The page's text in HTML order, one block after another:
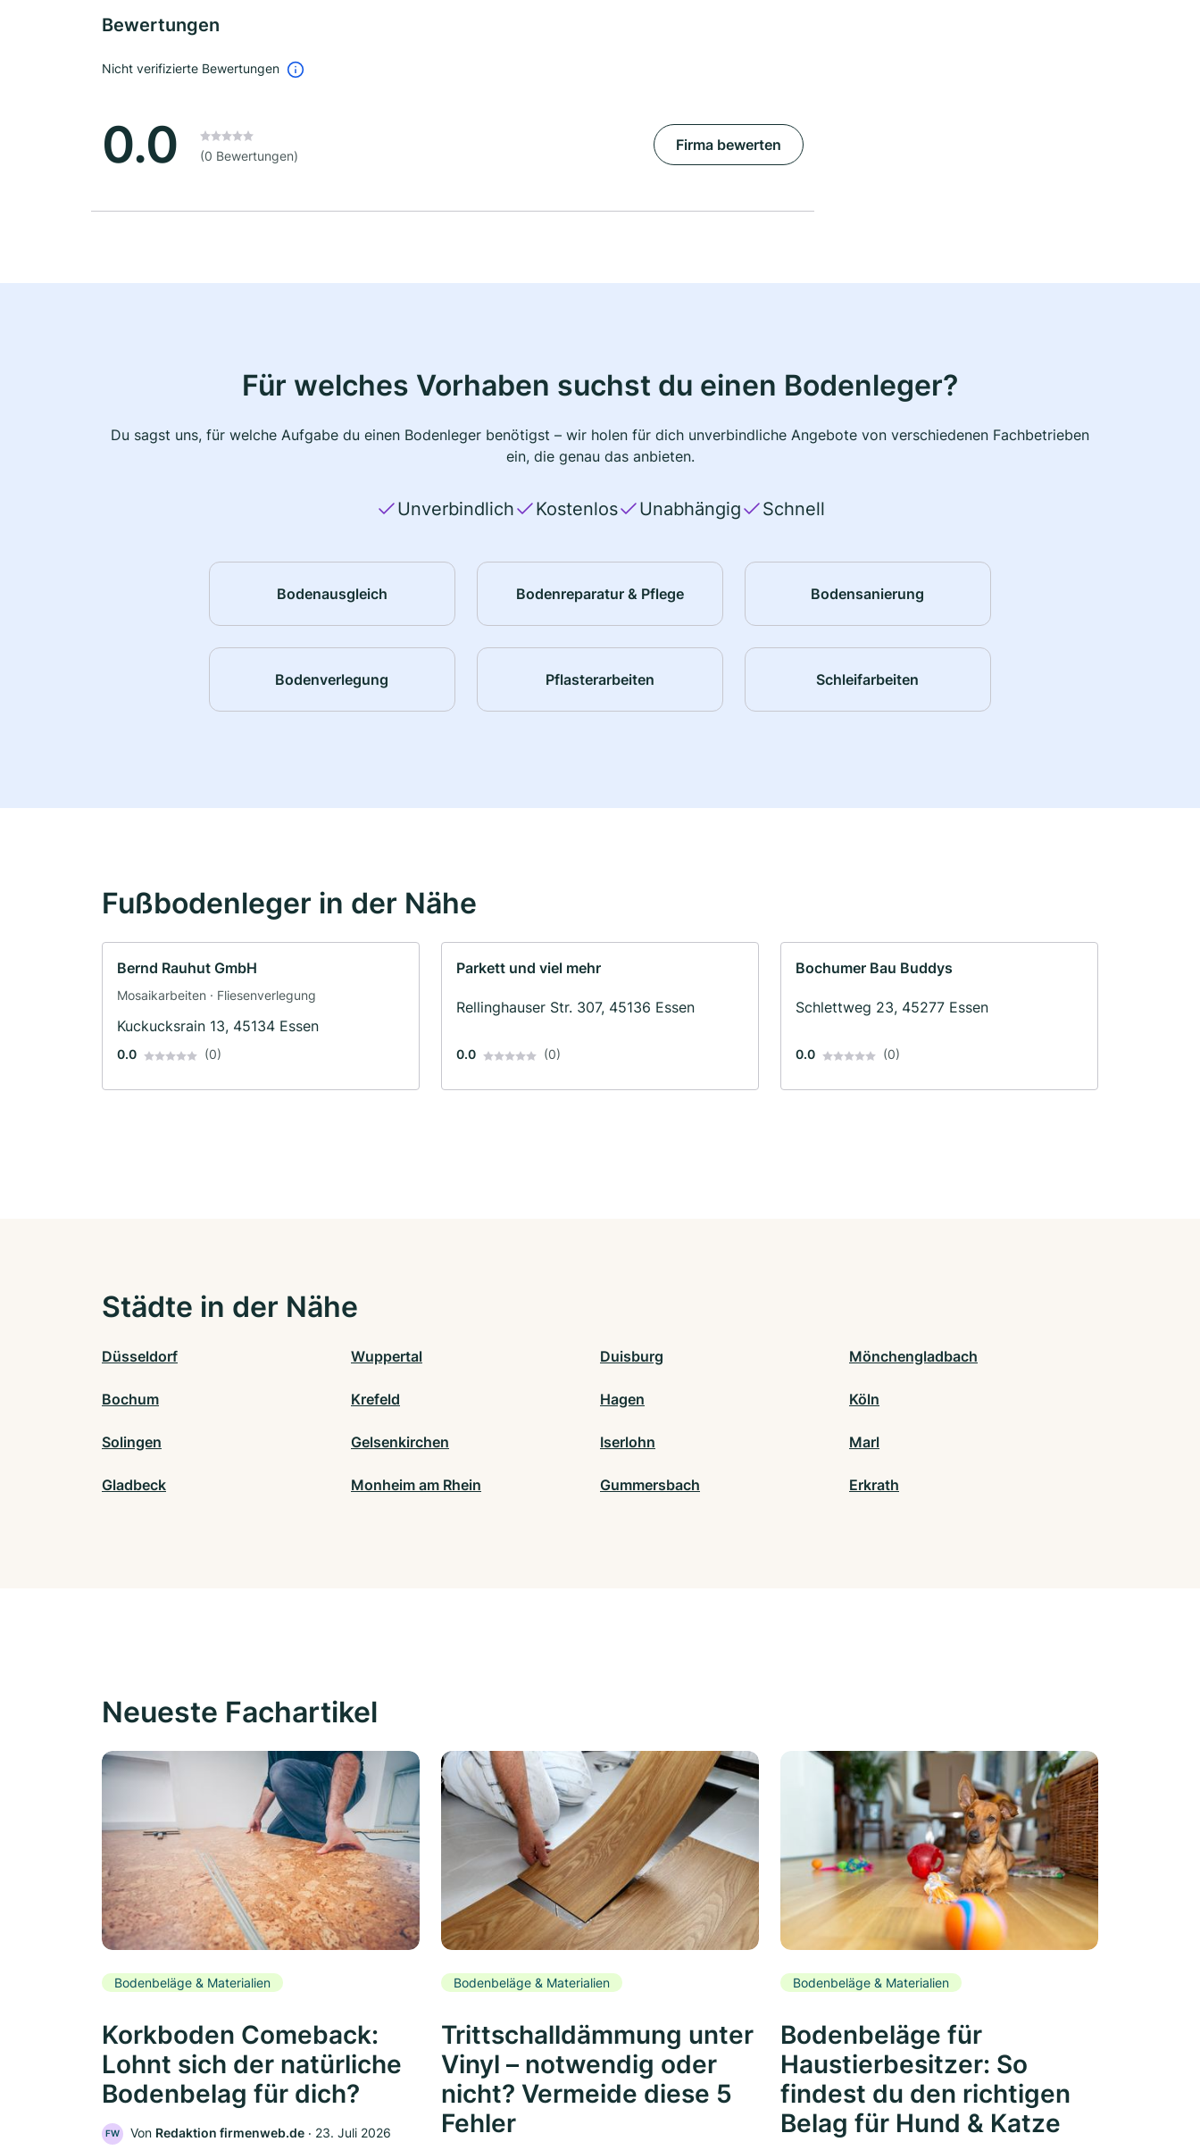
Bewertungen
Nicht verifizierte Bewertungen
0.0 (0 Bewertungen)
Firma bewerten
Für welches Vorhaben suchst du einen Bodenleger?
Du sagst uns, für welche Aufgabe du einen Bodenleger benötigst – wir holen für dich unverbindliche Angebote von verschiedenen Fachbetrieben
ein, die genau das anbieten.
Unverbindlich Kostenlos Unabhängig Schnell
Bodenausgleich Bodenreparatur & Pflege Bodensanierung
Bodenverlegung Pflasterarbeiten Schleifarbeiten
Fußbodenleger in der Nähe
Bernd Rauhut GmbH
Mosaikarbeiten · Fliesenverlegung
Kuckucksrain 13, 45134 Essen
0.0 (0)
Parkett und viel mehr
Rellinghauser Str. 307, 45136 Essen
0.0 (0)
Bochumer Bau Buddys
Schlettweg 23, 45277 Essen
0.0 (0)
Städte in der Nähe
Düsseldorf Wuppertal Duisburg Mönchengladbach
Bochum Krefeld Hagen Köln
Solingen Gelsenkirchen Iserlohn Marl
Gladbeck Monheim am Rhein Gummersbach Erkrath
Neueste Fachartikel
Bodenbeläge & Materialien
Korkboden Comeback:
Lohnt sich der natürliche
Bodenbelag für dich?
FW Von Redaktion firmenweb.de ‧ 23. Juli 2026
Bodenbeläge & Materialien
Trittschalldämmung unter
Vinyl – notwendig oder
nicht? Vermeide diese 5
Fehler
Bodenbeläge & Materialien
Bodenbeläge für
Haustierbesitzer: So
findest du den richtigen
Belag für Hund & Katze